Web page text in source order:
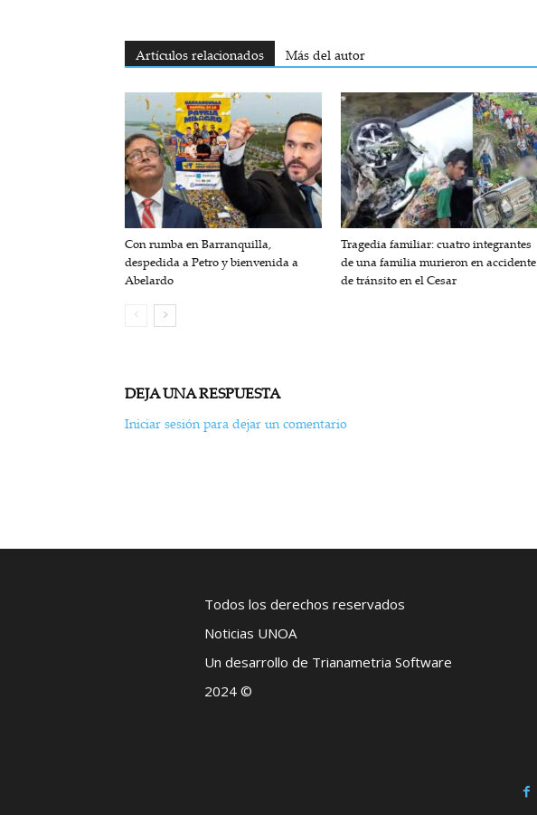
Artículos relacionados Más del autor
Con rumba en Barranquilla,
despedida a Petro y bienvenida a
Abelardo
Tragedia familiar: cuatro integrantes
de una familia murieron en accidente
de tránsito en el Cesar
DEJA UNA RESPUESTA
Iniciar sesión para dejar un comentario
Todos los derechos reservados
Noticias UNOA
Un desarrollo de Trianametria Software
2024 ©